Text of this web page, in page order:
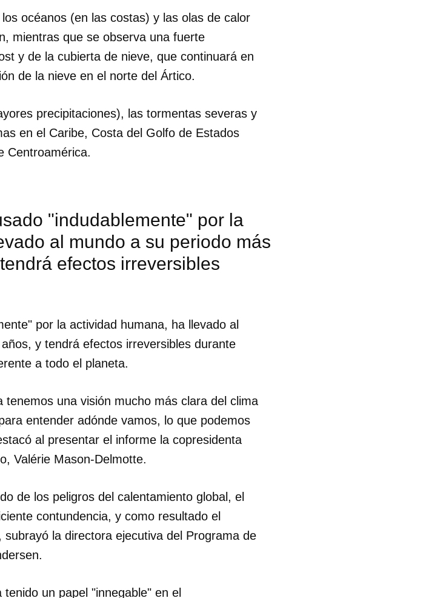
océanos (en las costas) y las olas de calor
mientras que se observa una fuerte
y de la cubierta de nieve, que continuará en
de la nieve en el norte del Ártico.
precipitaciones), las tormentas severas y
en el Caribe, Costa del Golfo de Estados
Centroamérica.
"indudablemente" por la
al mundo a su periodo más
efectos irreversibles
por la actividad humana, ha llevado al
y tendrá efectos irreversibles durante
a todo el planeta.
una visión mucho más clara del clima
entender adónde vamos, lo que podemos
al presentar el informe la copresidenta
Valérie Mason-Delmotte.
de los peligros del calentamiento global, el
contundencia, y como resultado el
la directora ejecutiva del Programa de
un papel "innegable" en el